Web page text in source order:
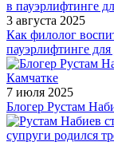
3 августа 2025
Как филолог
пауэрлифтинге
7 июля 2025
Блогер Рустам